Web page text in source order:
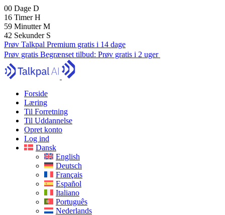
00 Dage D
16 TimerH
59 MinutterM
40 Sekunder S
Prøv Talkpal Premium gratis i 14 dage
Prøv gratis Begrænset tilbud: Prøv gratis i 2 uger
Forside
Læring
Til Forretning
Til Uddannelse
Opret konto
Log ind
Dansk
English
Deutsch
Français
Español
Italiano
Português
Nederlands